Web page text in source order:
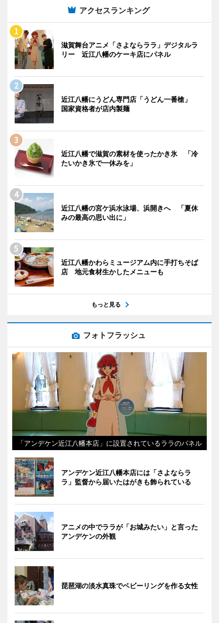
アクセスランキング
滋賀舞台アニメ「さよならララ」デジタルラ
リー 近江八幡のケーキ店にパネル
近江八幡にうどん専門店「うどん一番槍」
国家資格者が店内製麺
近江八幡で滋賀の素材を使ったかき氷 「冷
たいかき氷で一休みを」
近江八幡の宮ケ浜水泳場、浜開きへ 「夏休
みの最高の思い出に」
近江八幡かわらミュージアム内に手打ちそば
店 地元食材生かしたメニューも
もっと見る
フォトフラッシュ
「アンデケン近江八幡本店」に設置されているララのパネル
アンデケン近江八幡本店には「さよならラ
ラ」監督から届いたはがきも飾られている
アニメの中でララが「お城みたい」と言った
アンデケンの外観
琵琶湖の淡水真珠でベビーリングを作る女性